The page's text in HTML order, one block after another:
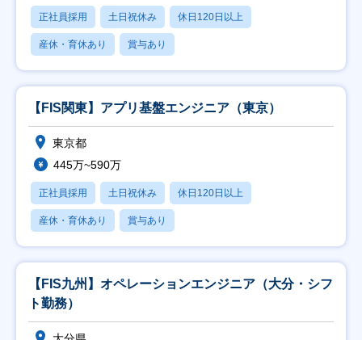
正社員採用 土日祝休み 休日120日以上
産休・育休あり 賞与あり
【FIS関東】アプリ基盤エンジニア（東京）
東京都
445万~590万
正社員採用 土日祝休み 休日120日以上
産休・育休あり 賞与あり
【FIS九州】オペレーションエンジニア（大分・シフ
ト勤務）